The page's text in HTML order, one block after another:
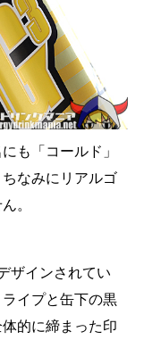
も「コールド」
なみにリアルゴ
。
ザインされてい
イプと缶下の黒
的に締まった印